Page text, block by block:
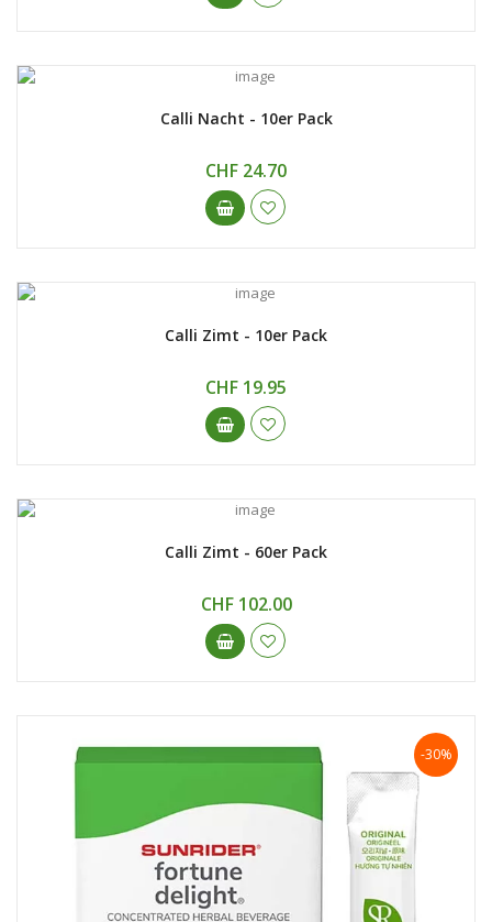
Calli Nacht - 10er Pack
CHF 24.70
Calli Zimt - 10er Pack
CHF 19.95
Calli Zimt - 60er Pack
CHF 102.00
-30%